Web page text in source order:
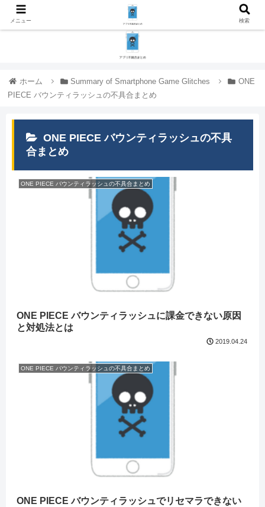
ホーム Summary of Smartphone Game Glitches
ONE
PIECE バウンティラッシュの不具合まとめ
ONE PIECE バウンティラッシュの不具
合まとめ
ONE PIECE バウンティラッシュの不具合まとめ
ONE PIECE バウンティラッシュに課金できない原因
と対処法とは
2019.04.24
ONE PIECE バウンティラッシュの不具合まとめ
ONE PIECE バウンティラッシュでリセマラできない
メニュー 検索